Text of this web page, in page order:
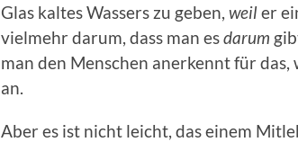
Glas kaltes Wassers zu geben, weiler
vielmehr darum, dass man esdarum
man den Menschen anerkennt für
an.
Aber es ist nicht leicht, das einem